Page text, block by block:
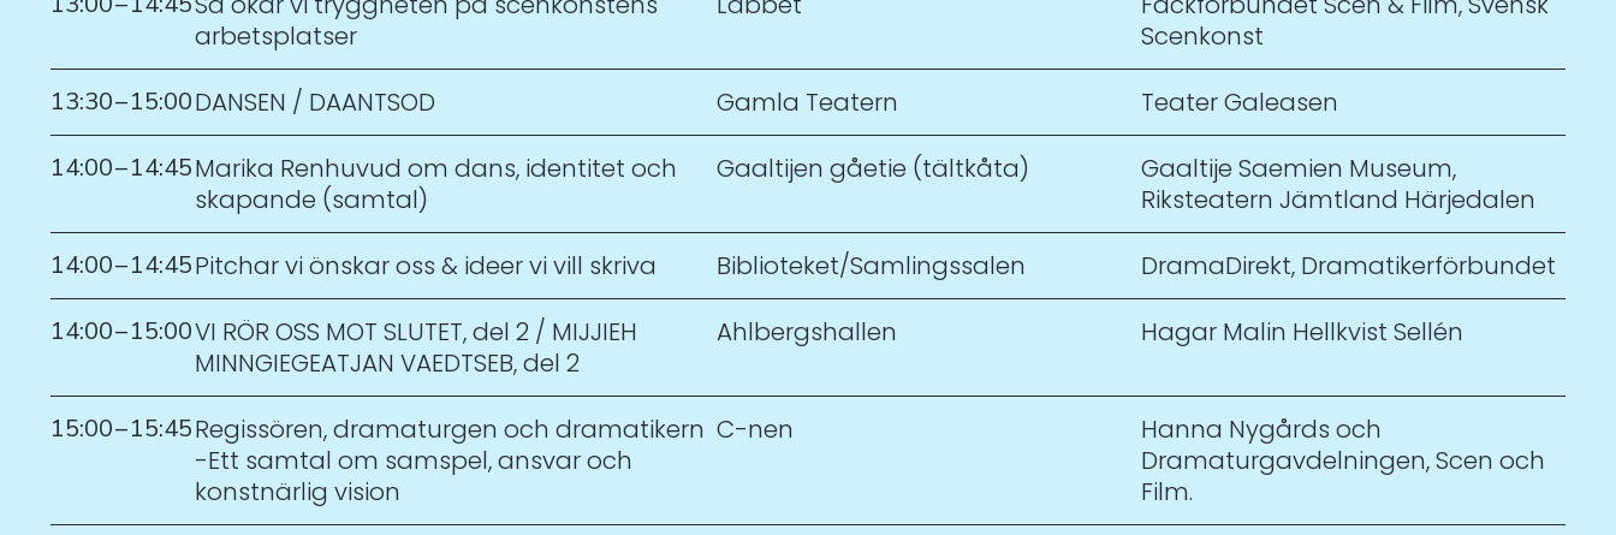
arbetsplatser
Scenkonst
13:30–15:00DANSEN / DAANTSOD Gamla Teatern Teater Galeasen
14:00–14:45Marika Renhuvud om dans, identitet och
skapande (samtal)
Gaaltijen gåetie (tältkåta) Gaaltije Saemien Museum,
Riksteatern Jämtland Härjedalen
14:00–14:45Pitchar vi önskar oss & ideer vi vill skriva Biblioteket/Samlingssalen DramaDirekt, Dramatikerförbundet
14:00–15:00VI RÖR OSS MOT SLUTET, del 2 / MIJJIEH
MINNGIEGEATJAN VAEDTSEB, del 2
Ahlbergshallen Hagar Malin Hellkvist Sellén
15:00–15:45Regissören, dramaturgen och dramatikern
-Ett samtal om samspel, ansvar och
konstnärlig vision
C-nen
Hanna Nygårds och
Dramaturgavdelningen,Scen och
Film.